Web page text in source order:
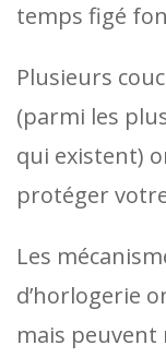
temps figé
Plusieurs
(parmi les
qui existent)
protéger
Les
d’horlogerie
mais